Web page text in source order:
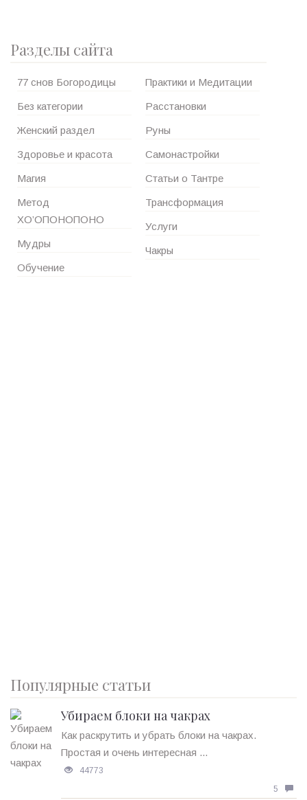
Разделы сайта
77 снов Богородицы
Без категории
Женский раздел
Здоровье и красота
Магия
Метод
ХО’ОПОНОПОНО
Мудры
Обучение
Практики и Медитации
Расстановки
Руны
Самонастройки
Статьи о Тантре
Трансформация
Услуги
Чакры
Популярные статьи
Убираем блоки на чакрах
Как раскрутить и убрать блоки на чакрах.
Простая и очень интересная ...
44773
5